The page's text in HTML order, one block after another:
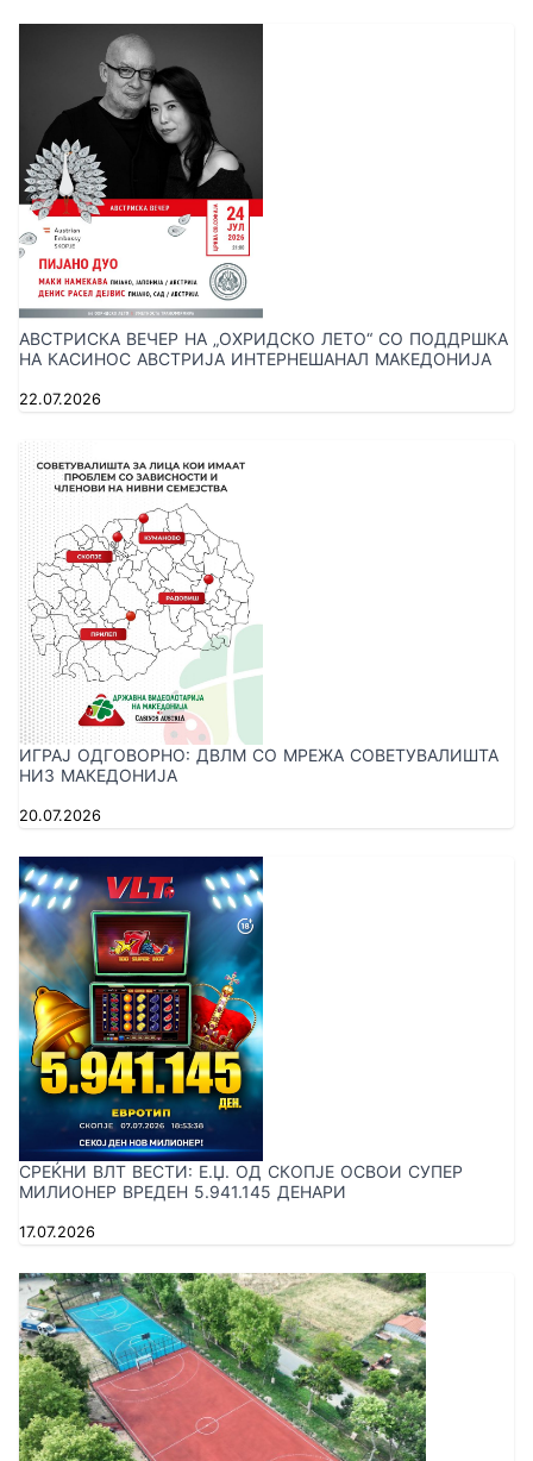
АВСТРИСКА ВЕЧЕР НА „ОХРИДСКО ЛЕТО“ СО ПОДДРШКА
НА КАСИНОС АВСТРИЈА ИНТЕРНЕШАНАЛ МАКЕДОНИЈА
22.07.2026
ИГРАЈ ОДГОВОРНО: ДВЛМ СО МРЕЖА СОВЕТУВАЛИШТА
НИЗ МАКЕДОНИЈА
20.07.2026
СРЕЌНИ ВЛТ ВЕСТИ: E.Џ. ОД СКОПЈЕ ОСВОИ СУПЕР
МИЛИОНЕР ВРЕДЕН 5.941.145 ДЕНАРИ
17.07.2026